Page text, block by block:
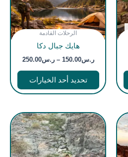
نطاق
السعر:
هناك
المختلفة
لهذا
يمكن
اختيار
الخيارات
على
الرحلات القادمة
هايك جبال دكا
ر.س150.00
–ر.س250.00
نطاق
السعر:
تحديد أحد الخيارات
هناك
لهذا
يمكن
اختيار
على